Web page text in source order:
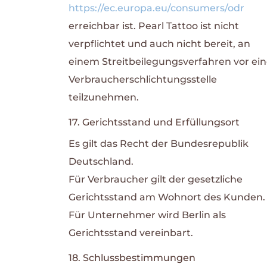
https://ec.europa.eu/consumers/odr
erreichbar ist. Pearl Tattoo ist nicht
verpflichtet und auch nicht bereit, an
einem Streitbeilegungsverfahren vor
Verbraucherschlichtungsstelle
teilzunehmen.
17. Gerichtsstand und Erfüllungsort
Es gilt das Recht der Bundesrepublik
Deutschland.
Für Verbraucher gilt der gesetzliche
Gerichtsstand am Wohnort des Kunden.
Für Unternehmer wird Berlin als
Gerichtsstand vereinbart.
18. Schlussbestimmungen